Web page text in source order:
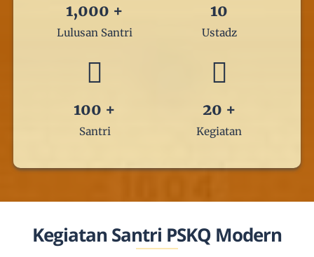
1,000 +
Lulusan Santri
10
Ustadz
100 +
Santri
20 +
Kegiatan
Kegiatan Santri PSKQ Modern